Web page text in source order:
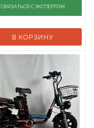
СВЯЗАТЬСЯ С ЭКСПЕРТОМ
В КОРЗИНУ